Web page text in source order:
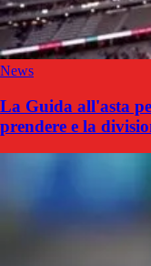
News
La Guida all'asta
prendere e la